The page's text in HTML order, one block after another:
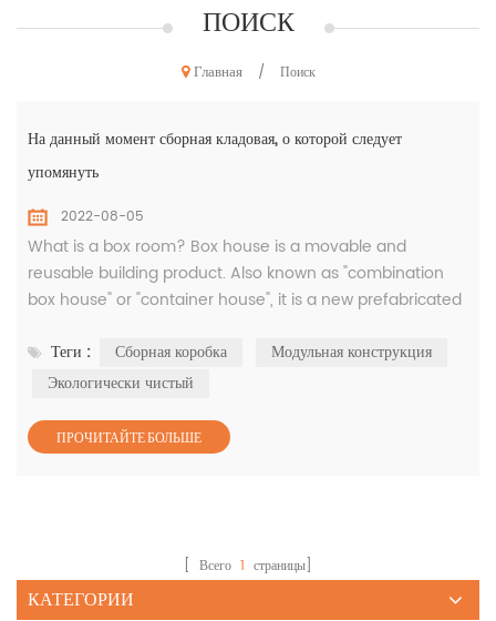
ПОИСК
Главная / Поиск
На данный момент сборная кладовая, о которой следует
упомянуть
2022-08-05
What is a box room? Box house is a movable and
reusable building product. Also known as "combination
box house" or "container house", it is a new prefabricated
design and factory production. It takes the box as the
basic unit. It can be used alone or can form a spacious
and vertical direc...
Теги : Сборная коробка
Модульная конструкция
Экологически чистый
ПРОЧИТАЙТЕ БОЛЬШЕ
[ Всего 1 страницы]
КАТЕГОРИИ